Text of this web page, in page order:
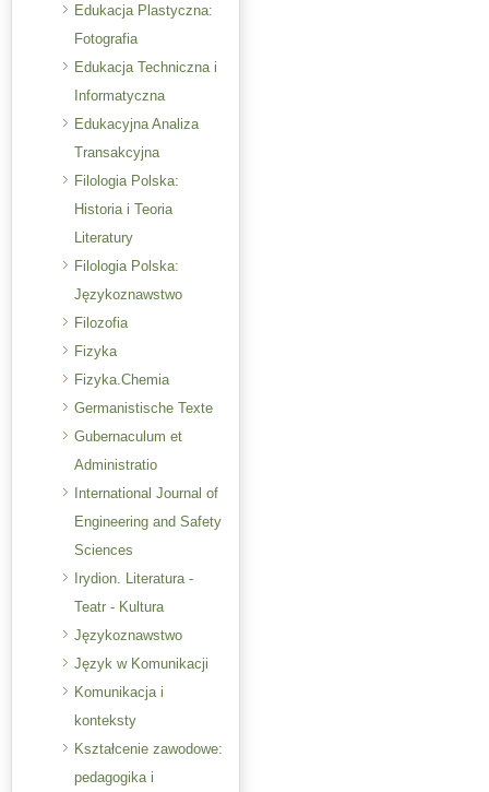
Edukacja Plastyczna:
Fotografia
Edukacja Techniczna i
Informatyczna
Edukacyjna Analiza
Transakcyjna
Filologia Polska:
Historia i Teoria
Literatury
Filologia Polska:
Językoznawstwo
Filozofia
Fizyka
Fizyka.Chemia
Germanistische Texte
Gubernaculum et
Administratio
International Journal of
Engineering and Safety
Sciences
Irydion. Literatura -
Teatr - Kultura
Językoznawstwo
Język w Komunikacji
Komunikacja i
konteksty
Kształcenie zawodowe:
pedagogika i